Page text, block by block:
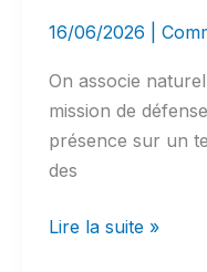
16/06/2026
On associe
mission de
présence sur un
des
Quand
Lire la suite »